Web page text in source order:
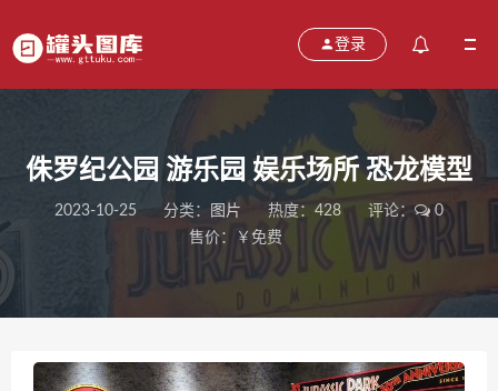
登录
侏罗纪公园 游乐园 娱乐场所 恐龙模型
2023-10-25 分类： 图片 热度：428 评论：
0
售价：￥免费